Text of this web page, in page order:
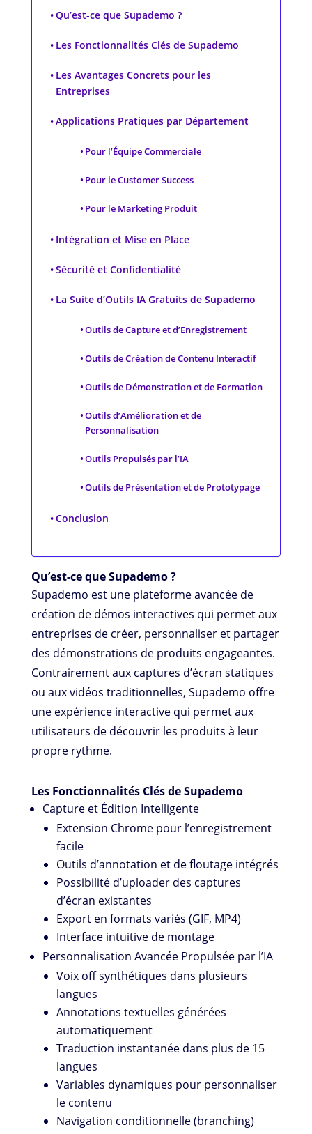
Qu’est-ce que Supademo ?
Les Fonctionnalités Clés de Supademo
Les Avantages Concrets pour les
Entreprises
Applications Pratiques par Département
Pour l’Équipe Commerciale
Pour le Customer Success
Pour le Marketing Produit
Intégration et Mise en Place
Sécurité et Confidentialité
La Suite d’Outils IA Gratuits de Supademo
Outils de Capture et d’Enregistrement
Outils de Création de Contenu Interactif
Outils de Démonstration et de Formation
Outils d’Amélioration et de
Personnalisation
Outils Propulsés par l’IA
Outils de Présentation et de Prototypage
Conclusion
Qu’est-ce que Supademo ?
Supademo est une plateforme avancée de
création de démos interactives qui permet aux
entreprises de créer, personnaliser et partager
des démonstrations de produits engageantes.
Contrairement aux captures d’écran statiques
ou aux vidéos traditionnelles, Supademo offre
une expérience interactive qui permet aux
utilisateurs de découvrir les produits à leur
propre rythme.
Les Fonctionnalités Clés de Supademo
Capture et Édition Intelligente
Extension Chrome pour l’enregistrement
facile
Outils d’annotation et de floutage intégrés
Possibilité d’uploader des captures
d’écran existantes
Export en formats variés (GIF, MP4)
Interface intuitive de montage
Personnalisation Avancée Propulsée par l’IA
Voix off synthétiques dans plusieurs
langues
Annotations textuelles générées
automatiquement
Traduction instantanée dans plus de 15
langues
Variables dynamiques pour personnaliser
le contenu
Navigation conditionnelle (branching)